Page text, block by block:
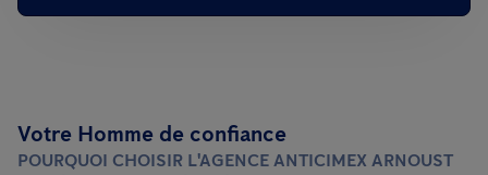
Votre Homme de confiance
POURQUOI CHOISIR L'AGENCE ANTICIMEX ARNOUST